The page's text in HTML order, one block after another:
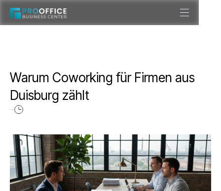
Warum Coworking für Firmen aus
Duisburg zählt